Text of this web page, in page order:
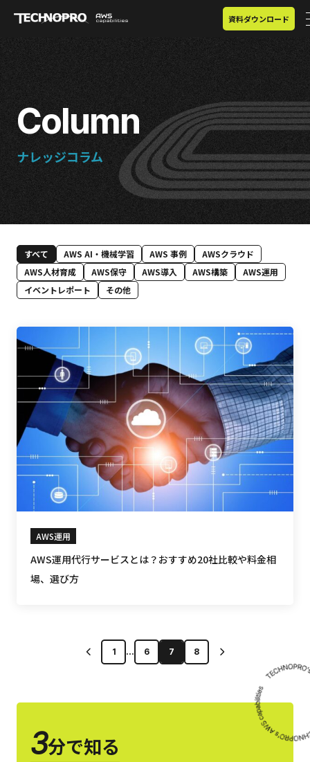
資料ダウンロード
Column
ナレッジコラム
すべて AWS AI・機械学習 AWS 事例
AWSクラウド
AWS人材育成
AWS保守 AWS導入 AWS構築
AWS運用
イベントレポート
その他
AWS運用
AWS運用代行サービスとは？おすすめ20社比較や料金相
場、選び方
1 ... 6 7 8
3分で知る